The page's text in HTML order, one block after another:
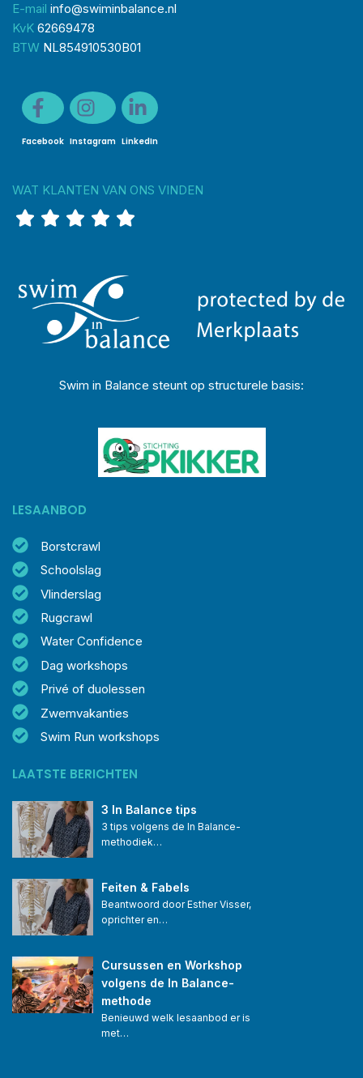
E-mail info@swiminbalance.nl
KvK 62669478
BTW NL854910530B01
Facebook Instagram LinkedIn
WAT KLANTEN VAN ONS VINDEN
Swim in Balance steunt op structurele basis:
LESAANBOD
Borstcrawl
Schoolslag
Vlinderslag
Rugcrawl
Water Confidence
Dag workshops
Privé of duolessen
Zwemvakanties
Swim Run workshops
LAATSTE BERICHTEN
3 In Balance tips
3 tips volgens de In Balance-
methodiek…
Feiten & Fabels
Beantwoord door Esther Visser,
oprichter en…
Cursussen en Workshop
volgens de In Balance-
methode
Benieuwd welk lesaanbod er is
met…